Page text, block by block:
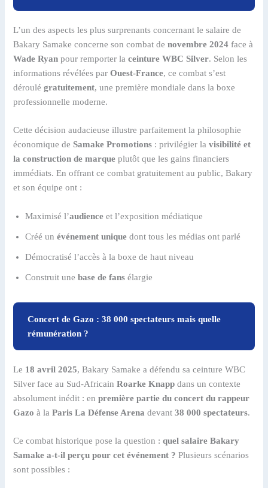
L’un des aspects les plus surprenants concernant le salaire de
Bakary Samake concerne son combat denovembre 2024 face à
Wade Ryan pour remporter laceinture WBC Silver. Selon les
informations révélées parOuest-France, ce combat s’est
déroulégratuitement, une première mondiale dans la boxe
professionnelle moderne.
Cette décision audacieuse illustre parfaitement la philosophie
économique deSamake Promotions : privilégier lavisibilité et
la construction de marque plutôt que les gains financiers
immédiats. En offrant ce combat gratuitement au public, Bakary
et son équipe ont :
Maximisé l’audience et l’exposition médiatique
Créé unévénement unique dont tous les médias ont parlé
Démocratisé l’accès à la boxe de haut niveau
Construit unebase de fans élargie
Concert de Gazo : 38 000 spectateurs mais quelle
rémunération ?
Le 18 avril 2025, Bakary Samake a défendu sa ceinture WBC
Silver face au Sud-AfricainRoarke Knapp dans un contexte
absolument inédit : enpremière partie du concert du rappeur
Gazo à laParis La Défense Arena devant38 000 spectateurs.
Ce combat historique pose la question :quel salaire Bakary
Samake a-t-il perçu pour cet événement ? Plusieurs scénarios
sont possibles :